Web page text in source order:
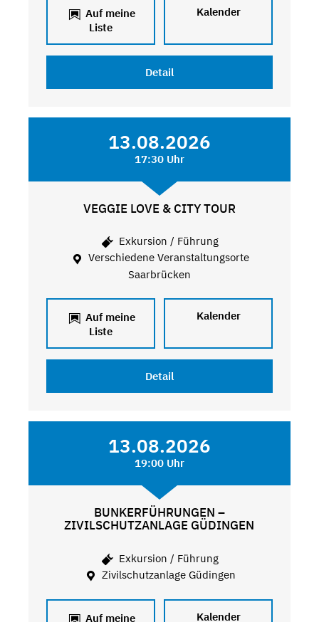
Auf meine
Liste
Kalender
Detail
13.08.2026
17:30 Uhr
VEGGIE LOVE & CITY TOUR
Exkursion / Führung
Verschiedene Veranstaltungsorte
Saarbrücken
Auf meine
Liste
Kalender
Detail
13.08.2026
19:00 Uhr
BUNKERFÜHRUNGEN –
ZIVILSCHUTZANLAGE GÜDINGEN
Exkursion / Führung
Zivilschutzanlage Güdingen
Auf meine Kalender